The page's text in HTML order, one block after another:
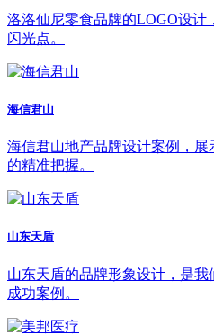
洛洛仙尼零食品牌的LOGO设计
闪光点。
海信君山
海信君山地产品牌设计案例，
的精准把握。
山东天盾
山东天盾的品牌形象设计，是
成功案例。